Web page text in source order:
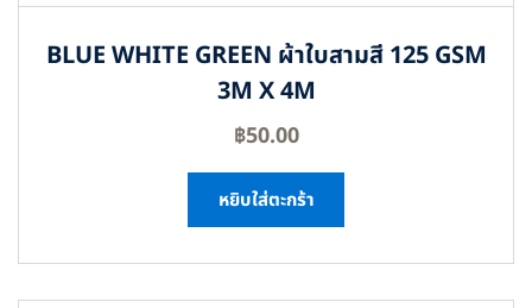
BLUE WHITE GREEN ผ้าใบสามสี 125 GSM
3M X 4M
฿50.00
หยิบใส่ตะกร้า